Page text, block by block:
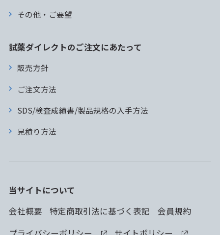
その他・ご要望
試薬ダイレクトのご注文にあたって
販売方針
ご注文方法
SDS/検査成績書/製品規格の入手方法
見積り方法
当サイトについて
会社概要
特定商取引法に基づく表記
会員規約